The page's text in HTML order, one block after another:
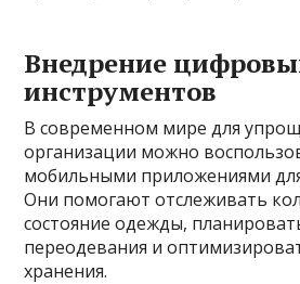
Внедрение
инструментов
В современном мире для
организации можно
мобильными приложениями
Они помогают отслеживать
состояние одежды,
переодевания и
хранения.